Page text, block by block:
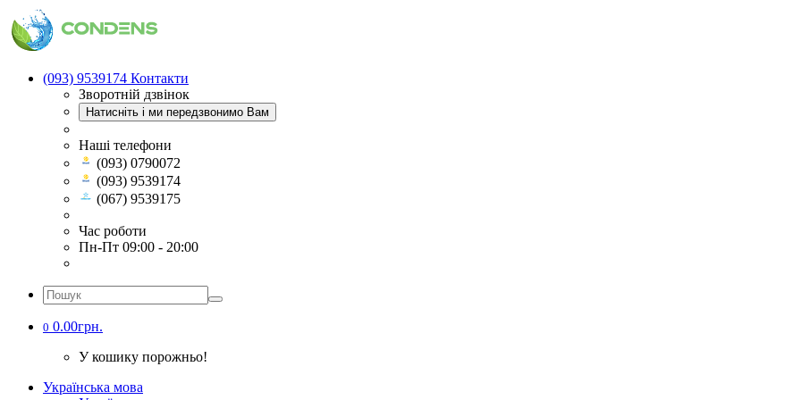
(093) 9539174 Контакти
Зворотній дзвінок
Натисніть і ми передзвонимо Вам
Наші телефони
(093) 0790072
(093) 9539174
(067) 9539175
Час роботи
Пн-Пт 09:00 - 20:00
0 0.00грн.
У кошику порожньо!
Українська мова